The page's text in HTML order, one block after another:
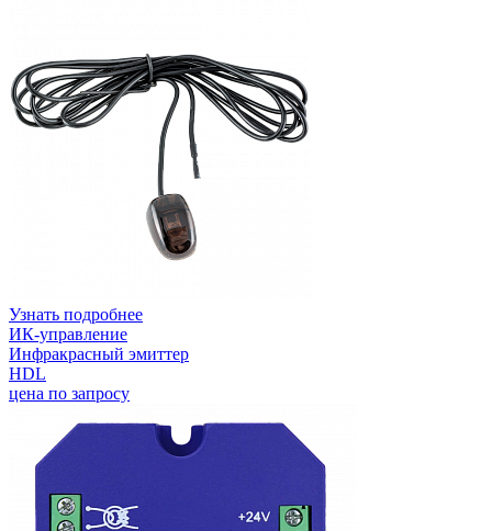
Узнать подробнее
ИК-управление
Инфракрасный эмиттер
HDL
цена по запросу